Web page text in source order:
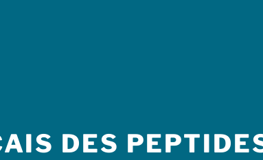
DES